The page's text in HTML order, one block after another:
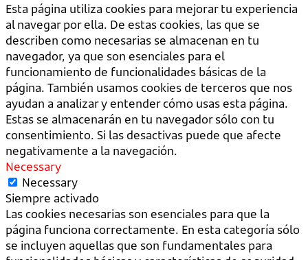
Esta página utiliza cookies para mejorar tu experiencia
al navegar por ella. De estas cookies, las que se
describen como necesarias se almacenan en tu
navegador, ya que son esenciales para el
funcionamiento de funcionalidades básicas de la
página. También usamos cookies de terceros que nos
ayudan a analizar y entender cómo usas esta página.
Estas se almacenarán en tu navegador sólo con tu
consentimiento. Si las desactivas puede que afecte
negativamente a la navegación.
Necessary
Necessary
Siempre activado
Las cookies necesarias son esenciales para que la
página funciona correctamente. En esta categoría sólo
se incluyen aquellas que son fundamentales para